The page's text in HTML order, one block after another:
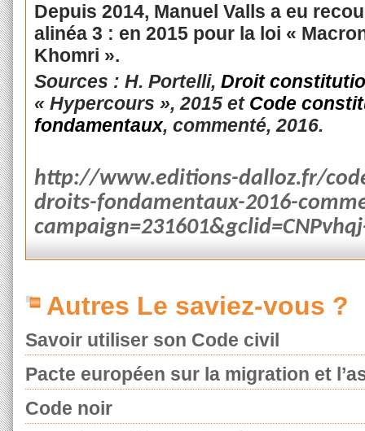
Depuis 2014, Manuel Valls a eu
alinéa 3 : en 2015 pour la loi «
Khomri ».
Sources : H. Portelli, Droit
« Hypercours », 2015 et Code
fondamentaux, commenté, 2016.
http://www.editions-dalloz.fr/
droits-fondamentaux-2016-
Autres Le saviez-vous ?
Savoir utiliser son Code civil
Pacte européen sur la migration et
Code noir